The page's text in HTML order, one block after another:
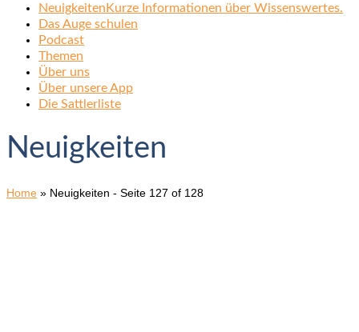
Neuigkeiten Kurze Informationen über Wissenswertes.
Das Auge schulen
Podcast
Themen
Über uns
Über unsere App
Die Sattlerliste
Neuigkeiten
Home » Neuigkeiten - Seite 127 of 128